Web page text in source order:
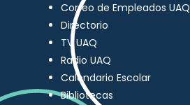
Correo de Empleados UAQ
Directorio
TV UAQ
Radio UAQ
Calendario Escolar
Bibliotecas